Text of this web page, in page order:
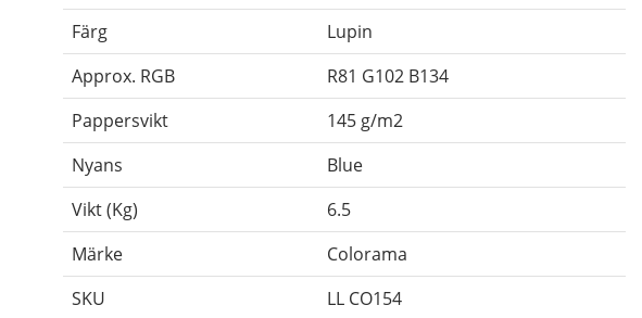
Färg
Lupin
Approx. RGB
R81 G102 B134
Pappersvikt
145 g/m2
Nyans
Blue
Vikt (Kg)
6.5
Märke
Colorama
SKU
LL CO154